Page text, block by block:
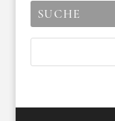
SUCHE